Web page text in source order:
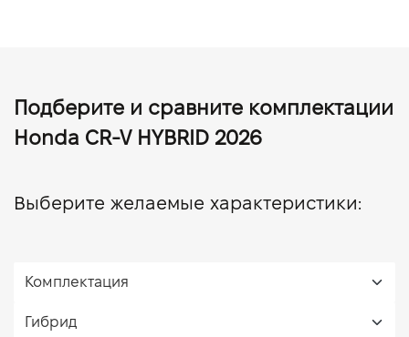
Подберите и сравните комплектации
Honda CR-V HYBRID 2026
Выберите желаемые характеристики: